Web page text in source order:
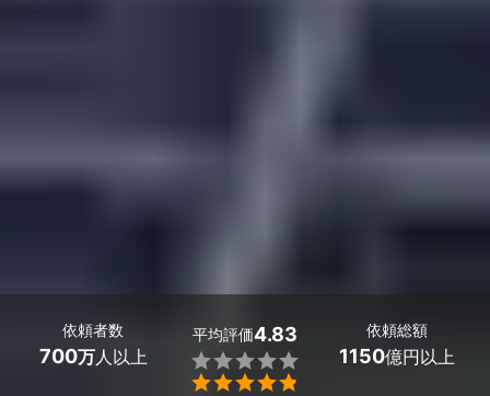
依頼者数
700万人以上
平均評価4.83


依頼総額
1150億円以上